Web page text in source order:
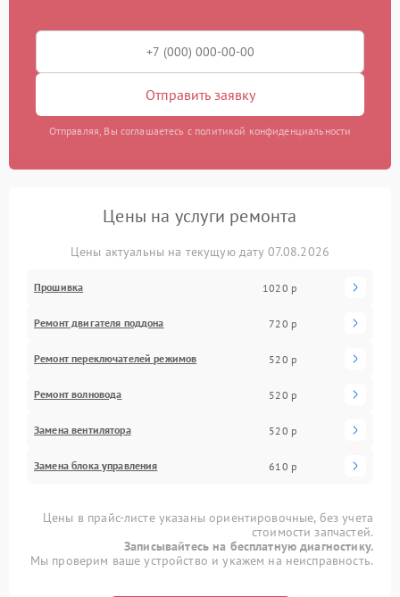
Отправить заявку
Отправляя, Вы соглашаетесь с политикой конфиденциальности
Цены на услуги ремонта
Цены актуальны на текущую дату 07.08.2026
Прошивка 1020 р
Ремонт двигателя поддона 720 р
Ремонт переключателей режимов 520 р
Ремонт волновода 520 р
Замена вентилятора 520 р
Замена блока управления 610 р
Цены в прайс-листе указаны ориентировочные, без учета
стоимости запчастей.
Записывайтесь на бесплатную диагностику.
Мы проверим ваше устройство и укажем на неисправность.